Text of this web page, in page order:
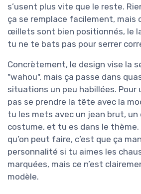
s’usent plus vite que le reste.
ça se remplace facilement, mais
œillets sont bien positionnés, le
tu ne te bats pas pour serrer
Concrètement, le design vise la
"wahou", mais ça passe dans
situations un peu habillées. Pour
pas se prendre la tête avec la
tu les mets avec un jean brut, un
costume, et tu es dans le thème.
qu’on peut faire, c’est que ça
personnalité si tu aimes les
marquées, mais ce n’est
modèle.